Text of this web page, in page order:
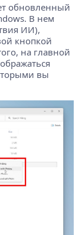
обновленный
В нем
ИИ),
кнопкой
на главной
вы